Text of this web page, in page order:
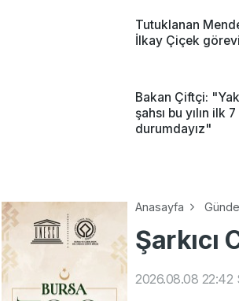
Tutuklanan
İlkay Çiçek
Bakan Çiftçi:
şahsı bu yılın ilk
durumdayız"
Anasayfa
Şarkıcı
2026.08.08 22:42